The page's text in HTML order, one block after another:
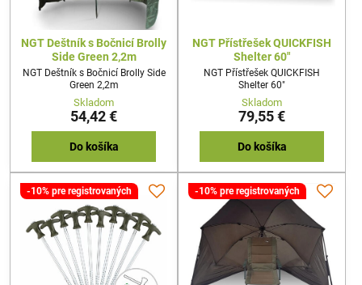
NGT Deštník s Bočnicí Brolly
Side Green 2,2m
NGT Deštník s Bočnicí Brolly Side
Green 2,2m
Skladom
54,42 €
Do košíka
NGT Přístřešek QUICKFISH
Shelter 60"
NGT Přístřešek QUICKFISH
Shelter 60"
Skladom
79,55 €
Do košíka
-10% pre registrovaných -10% pre registrovaných